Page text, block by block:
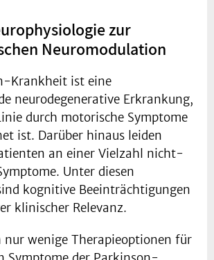
zur
Neuromodulation
Krankheit ist eine
neurodegenerative Erkrankung,
durch motorische Symptome
ist. Darüber hinaus leiden
an einer Vielzahl nicht-
Unter diesen
kognitive Beeinträchtigungen
klinischer Relevanz.
nur wenige Therapieoptionen für